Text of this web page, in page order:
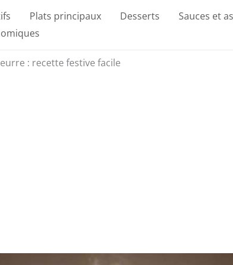
Plats principaux Desserts Sauces et
: recette festive facile